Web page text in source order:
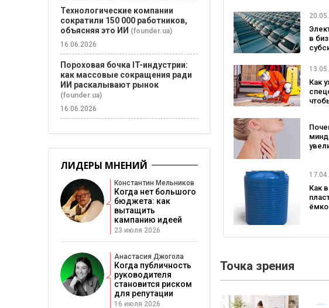
Лиги
в
Как
Как
Точка зрения
Технологические компании
сократили 150 000 работников,
объясняя это ИИ (founder.ua)
16.06.2026
Пороховая бочка IT-индустрии:
как массовые сокращения ради
ИИ раскалывают рынок
(founder.ua)
16.06.2026
ЛИДЕРЫ МНЕНИЙ
Константин Мельников
Когда нет большого
бюджета: как
вытащить
кампанию идеей
23 июля 2026
Анастасия Джогола
Когда публичность
руководителя
становится риском
для репутации
16 июля 2026